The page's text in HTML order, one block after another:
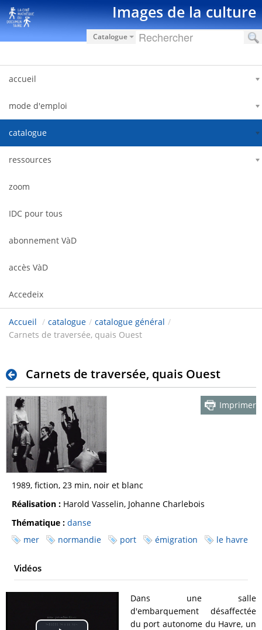
Salta al contigut Images de la culture
Catalogue
accueil
mode d'emploi
catalogue
ressources
zoom
IDC pour tous
abonnement VàD
accès VàD
Accedeix
Accueil / catalogue / catalogue général /
Carnets de traversée, quais Ouest
Carnets de traversée, quais Ouest
Imprimer
1989, fiction, 23 min, noir et blanc
Réalisation : Harold Vasselin, Johanne Charlebois
Thématique : danse
mer
normandie port émigration le havre
Vidéos
Dans une salle
d'embarquement désaffectée
du port autonome du Havre, un